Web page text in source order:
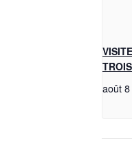
août